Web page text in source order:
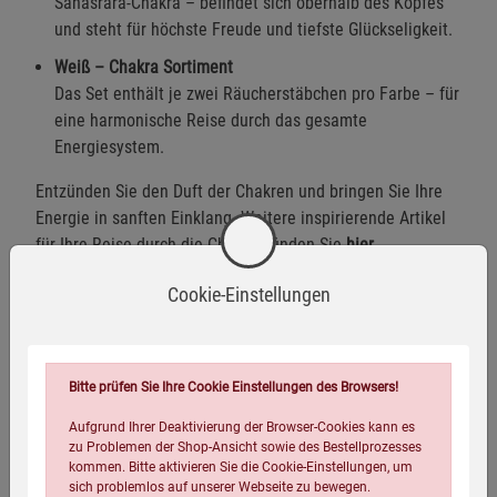
und steht für höchste Freude und tiefste Glückseligkeit.
Weiß – Chakra Sortiment
Das Set enthält je zwei Räucherstäbchen pro Farbe – für
eine harmonische Reise durch das gesamte
Energiesystem.
Entzünden Sie den Duft der Chakren und bringen Sie Ihre
Energie in sanften Einklang. Weitere inspirierende Artikel
für Ihre Reise durch die Chakren finden Siehier.
ca. 30–40 Minuten pro Stäbchen
Warnhinweise / Sicherheitsinformationen
Warnhinweise
Produkt enthält brennbare Materialien. Kontakt mit
offenen Flammen oder Hitzequellen vermeiden.
Cookie-Einstellungen
Bitte prüfen Sie Ihre Cookie Einstellungen des Browsers!
Aufgrund Ihrer Deaktivierung der Browser-Cookies kann es
zu Problemen der Shop-Ansicht sowie des Bestellprozesses
kommen. Bitte aktivieren Sie die Cookie-Einstellungen, um
sich problemlos auf unserer Webseite zu bewegen.